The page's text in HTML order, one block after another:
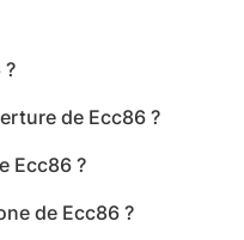
?
de Ecc86 ?
19:00 - mercredi:
- vendredi: 09:00-
Fermé
Ecc86 ?
de Ecc86 ?